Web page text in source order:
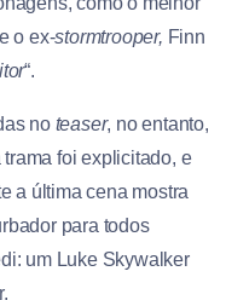
o ex-stormtrooper, Finn
“.
no teaser, no entanto,
foi explicitado, e
a última cena mostra
para todos
um Luke Skywalker